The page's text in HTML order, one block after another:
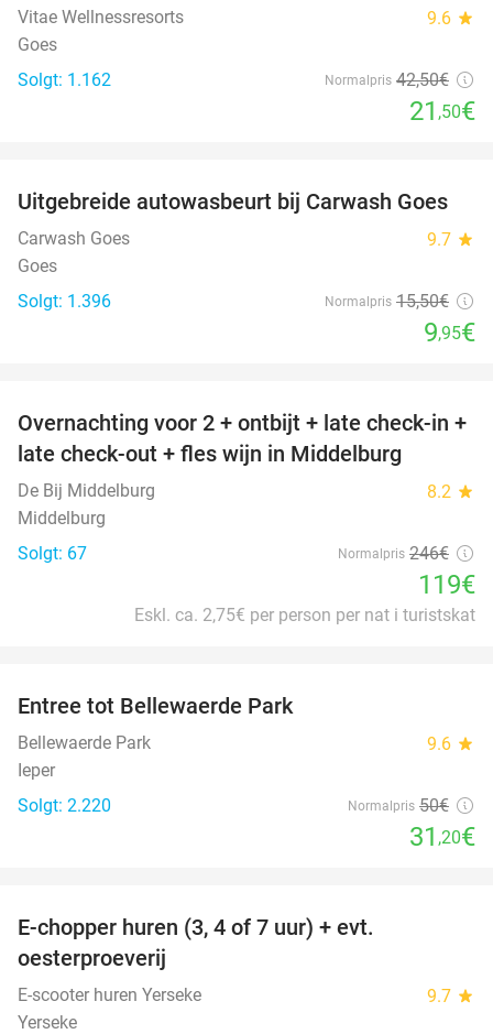
Vitae Wellnessresorts 9.6 star
Goes
Solgt: 1.162
Normalpris 42,50€
21 ,50€
36%
Uitgebreide autowasbeurt bij Carwash Goes
Carwash Goes 9.7 star
Goes
Solgt: 1.396
Normalpris 15,50€
9,95€
52%
Overnachting voor 2 + ontbijt + late check-in +
late check-out + fles wijn in Middelburg
De Bij Middelburg 8.2 star
Middelburg
Solgt: 67
Normalpris 246€
119€
Eskl. ca. 2,75€ per person per nat i turistskat
Entree tot Bellewaerde Park
Bellewaerde Park 9.6 star
Ieper
Solgt: 2.220
Normalpris 50€
31 ,20€
E-chopper huren (3, 4 of 7 uur) + evt.
oesterproeverij
E-scooter huren Yerseke 9.7 star
Yerseke